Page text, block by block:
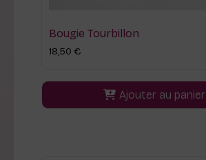
Bougie Tourbillon
18,50 €
Ajouter au panier